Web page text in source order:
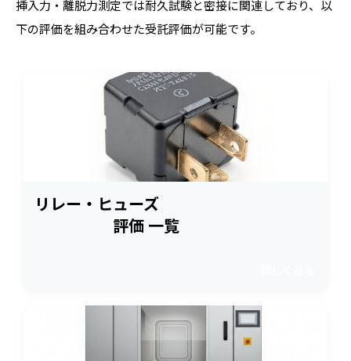
挿入力・離脱力測定では耐久試験と密接に関連しており、以
下の評価を組み合わせた受託評価が可能です。
リレー・ヒューズ
評価 一覧